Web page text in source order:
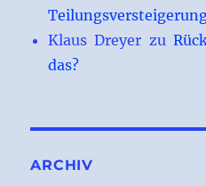
Klaus Dreyer zu
das?
ARCHIV